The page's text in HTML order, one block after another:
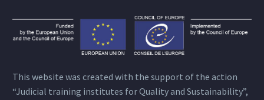
This website was created with the support of the action
“Judicial training institutes for Quality and Sustainability”,